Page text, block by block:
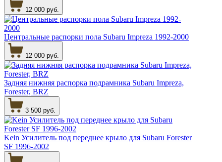
12 000 руб.
Центральные распорки пола Subaru Impreza 1992-2000
12 000 руб.
Задняя нижняя распорка подрамника Subaru Impreza,
Forester, BRZ
3 500 руб.
Kein Усилитель под переднее крыло для Subaru Forester
SF 1996-2002